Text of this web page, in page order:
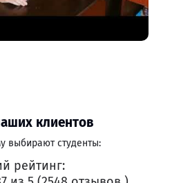
клиентов
выбирают студенты:
рейтинг: